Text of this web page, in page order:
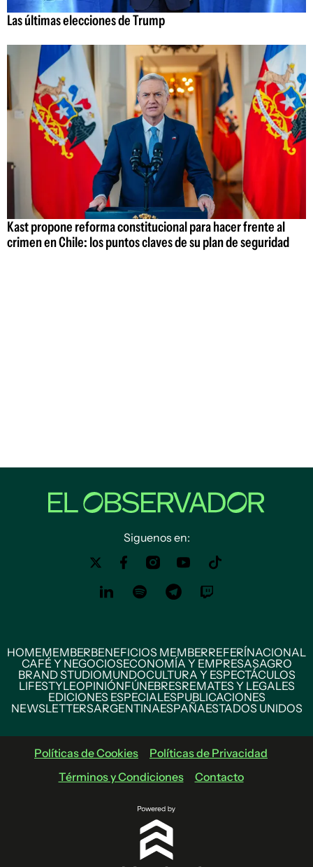
Las últimas elecciones de Trump
Kast propone reforma constitucional para hacer frente al
crimen en Chile: los puntos claves de su plan de seguridad
Siguenos en:
HOMEMEMBERBENEFICIOS MEMBERREFERÍNACIONAL
CAFÉ Y NEGOCIOSECONOMÍA Y EMPRESASAGRO
BRAND STUDIOMUNDOCULTURA Y ESPECTÁCULOS
LIFESTYLEOPINIÓNFÚNEBRESREMATES Y LEGALES
EDICIONES ESPECIALESPUBLICACIONES
NEWSLETTERSARGENTINAESPAÑAESTADOS UNIDOS
Políticas de Cookies
Políticas de Privacidad
Términos y Condiciones
Contacto